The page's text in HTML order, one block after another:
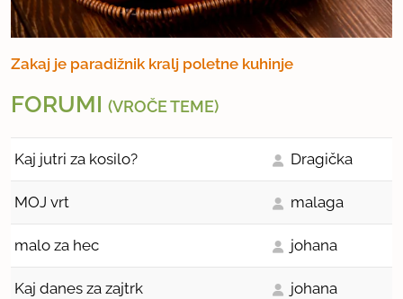
Zakaj je paradižnik kralj poletne kuhinje
FORUMI (VROČE TEME)
Kaj jutri za kosilo? Dragička
MOJ vrt malaga
malo za hec johana
Kaj danes za zajtrk johana